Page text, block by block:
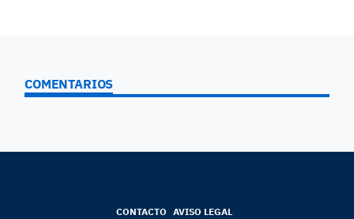
COMENTARIOS
CONTACTO AVISO LEGAL